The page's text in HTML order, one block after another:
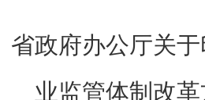
省政府办公厅关
业监管体制改